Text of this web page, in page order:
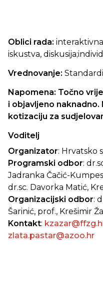
Oblici rada:
iskustva,
Vrednovanje:
Napomena: Točno
i objavljeno naknadno.
kotizaciju za
Voditelj
Organizator: Hrvatsko
Programski odbor:
Jadranka Čačić-
dr.sc. Davorka Matić,
Organizacijski odbor:
Šarinić, prof., Krešimir
Kontakt:
zlata.pastar@azoo.hr